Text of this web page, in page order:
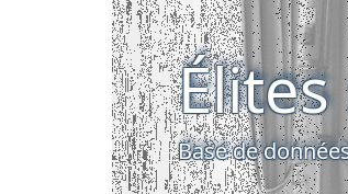
Base de